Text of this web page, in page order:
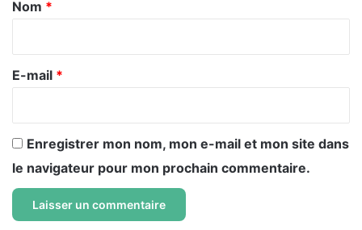
r
e
Nom *
E-mail *
Enregistrer mon nom, mon e-mail et mon site dans
le navigateur pour mon prochain commentaire.